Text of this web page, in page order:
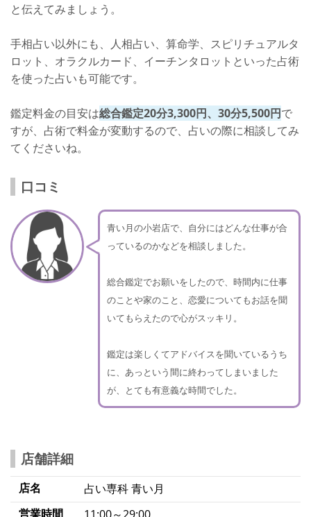
と伝えてみましょう。
手相占い以外にも、人相占い、算命学、スピリチュアルタ
ロット、オラクルカード、イーチンタロットといった占術
を使った占いも可能です。
鑑定料金の目安は総合鑑定20分3,300円、30分5,500円で
すが、占術で料金が変動するので、占いの際に相談してみ
てくださいね。
口コミ
青い月の小岩店で、自分にはどんな仕事が合
っているのかなどを相談しました。
総合鑑定でお願いをしたので、時間内に仕事
のことや家のこと、恋愛についてもお話を聞
いてもらえたので心がスッキリ。
鑑定は楽しくてアドバイスを聞いているうち
に、あっという間に終わってしまいました
が、とても有意義な時間でした。
店舗詳細
店名
占い専科 青い月
営業時間